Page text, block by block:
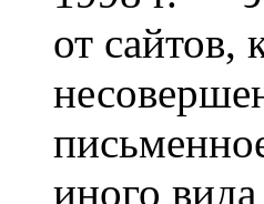
от сайтов,
иного